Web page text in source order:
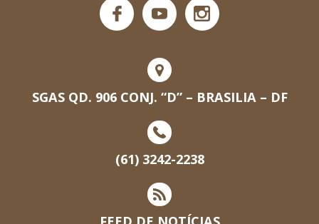
SGAS QD. 906 CONJ. “D” – BRASILIA – DF
(61) 3242-2238